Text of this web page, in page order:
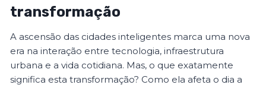
transformação
A ascensão das cidades inteligentes marca uma nova
era na interação entre tecnologia, infraestrutura
urbana e a vida cotidiana. Mas, o que exatamente
significa esta transformação? Como ela afeta o dia a